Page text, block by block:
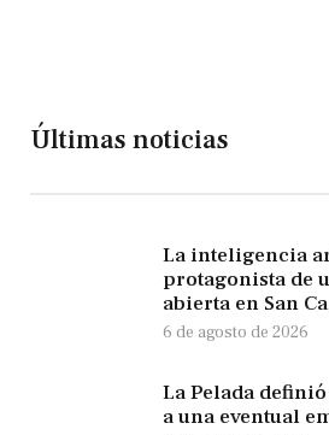
Últimas noticias
La inteligencia
protagonista de
abierta en San
6 de agosto de 2026
La Pelada
a una eventual